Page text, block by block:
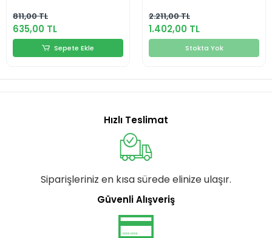
811,00 TL
635,00 TL
Sepete Ekle
2.211,00 TL
1.402,00 TL
Stokta Yok
Hızlı Teslimat
Siparişleriniz en kısa sürede elinize ulaşır.
Güvenli Alışveriş